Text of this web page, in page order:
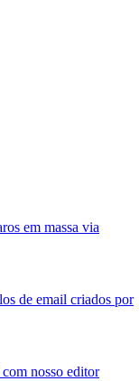
em massa via
de email criados por
nosso editor